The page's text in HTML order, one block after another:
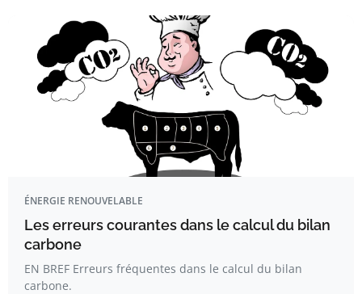
ÉNERGIE RENOUVELABLE
Les erreurs courantes dans le calcul du bilan
carbone
EN BREF Erreurs fréquentes dans le calcul du bilan
carbone.